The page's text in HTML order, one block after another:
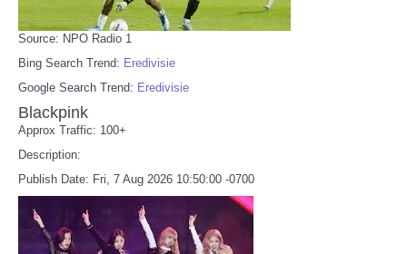
Source: NPO Radio 1
Bing Search Trend: Eredivisie
Google Search Trend: Eredivisie
Blackpink
Approx Traffic: 100+
Description:
Publish Date: Fri, 7 Aug 2026 10:50:00 -0700